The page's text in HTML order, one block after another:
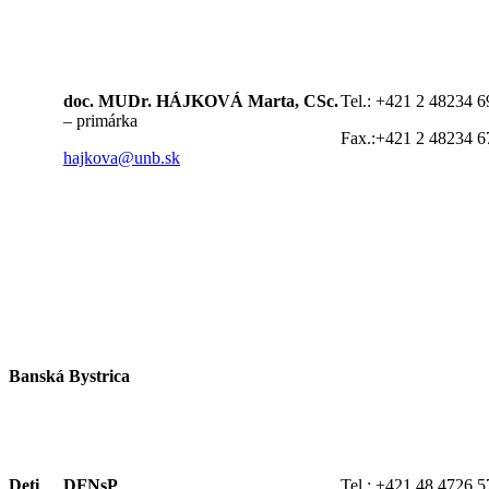
doc. MUDr. HÁJKOVÁ Marta, CSc.
– primárka
hajkova@unb.sk
Tel.:
Fax.:
+421 2 48234
+421 2 48234
Banská Bystrica